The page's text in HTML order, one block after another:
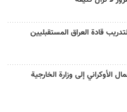
قادة العراق المستقبليين
الأوكراني إلى وزارة الخارجية